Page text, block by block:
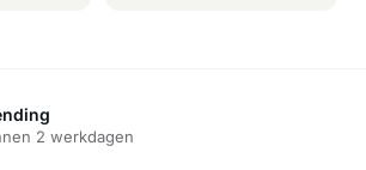
2 werkdagen